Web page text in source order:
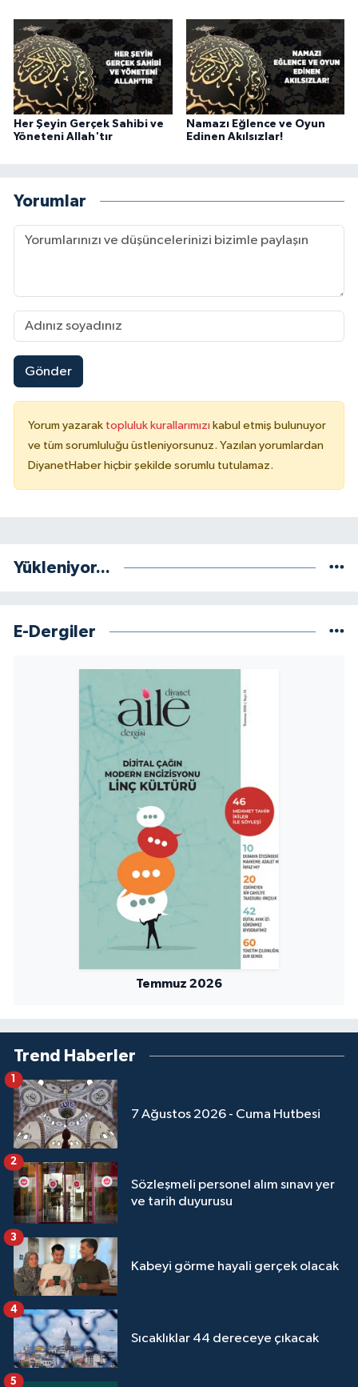
Her Şeyin Gerçek Sahibi ve
Yöneteni Allah'tır
Namazı Eğlence ve Oyun
Edinen Akılsızlar!
Yorumlar
Gönder
Yorum yazarak topluluk kurallarımızı kabul etmiş bulunuyor
ve tüm sorumluluğu üstleniyorsunuz. Yazılan yorumlardan
DiyanetHaber hiçbir şekilde sorumlu tutulamaz.
Yükleniyor...
E-Dergiler
Temmuz 2026
Trend Haberler
7 Ağustos 2026 - Cuma Hutbesi
1
Sözleşmeli personel alım sınavı yer
ve tarih duyurusu
2
Kabeyi görme hayali gerçek olacak
3
Sıcaklıklar 44 dereceye çıkacak
4
5
Karaman Müftülüğü
Kars Müftülüğü
Kastamonu Müftülüğü
Kırıkkale Müftülüğü
Kırşehir Müftülüğü
Konya Müftülüğü
Kütahya Müftülüğü
Malatya Müftülüğü
Muğla Müftülüğü
Nevşehir Müftülüğü
Niğde Müftülüğü
Ordu Müftülüğü
Osmaniye Müftülüğü
Rize Müftülüğü
Sakarya Müftülüğü
Sivas Müftülüğü
Şanlıurfa Müftülüğü
Şırnak Müftülüğü
Tekirdağ Müftülüğü
Tokat Müftülüğü
Trabzon Müftülüğü
Tunceli Müftülüğü
Uşak Müftülüğü